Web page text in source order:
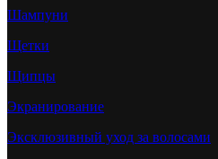
Шампуни
Щетки
Щипцы
Экранирование
Эксклюзивный уход за волосами